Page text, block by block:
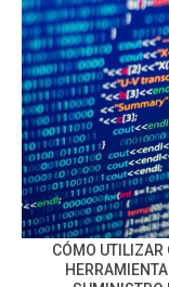
CÓMO UTILIZAR